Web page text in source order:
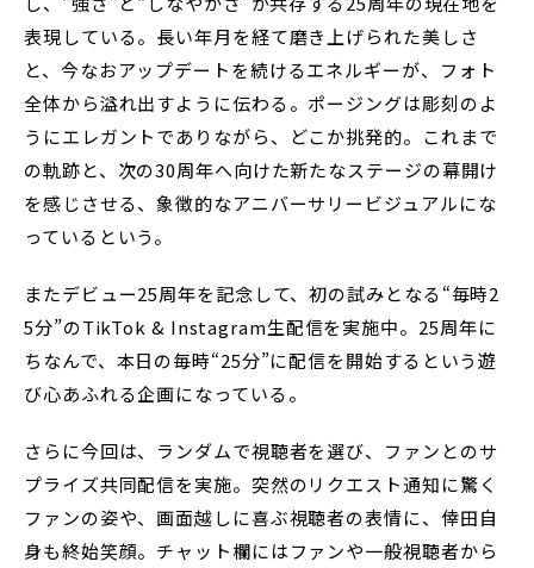
表現している。長い年月を経て磨き上げられた美しさ
と、今なおアップデートを続けるエネルギーが、フォト
全体から溢れ出すように伝わる。ポージングは彫刻のよ
うにエレガントでありながら、どこか挑発的。これまで
の軌跡と、次の30周年へ向けた新たなステージの幕開け
を感じさせる、象徴的なアニバーサリービジュアルにな
っているという。
またデビュー25周年を記念して、初の試みとなる“毎時2
5分”のTikTok & Instagram生配信を実施中。25周年に
ちなんで、本日の毎時“25分”に配信を開始するという遊
び心あふれる企画になっている。
さらに今回は、ランダムで視聴者を選び、ファンとのサ
プライズ共同配信を実施。突然のリクエスト通知に驚く
ファンの姿や、画面越しに喜ぶ視聴者の表情に、倖田自
身も終始笑顔。チャット欄にはファンや一般視聴者から